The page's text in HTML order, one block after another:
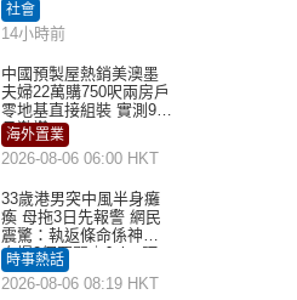
社會
14小時前
中國預製屋熱銷美澳墨
夫婦22萬購750呎兩房戶
零地基直接組裝 實測9個
月激讚
海外置業
2026-08-06 06:00 HKT
33歲港男突中風半身癱
瘓 母拖3日先報警 網民
震驚：執返條命係神蹟
自爆2個惡習｜Juicy叮
時事熱話
2026-08-06 08:19 HKT